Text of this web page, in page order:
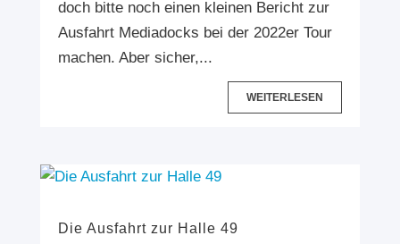
doch bitte noch einen kleinen Bericht zur
Ausfahrt Mediadocks bei der 2022er Tour
machen. Aber sicher,...
WEITERLESEN
Die Ausfahrt zur Halle 49